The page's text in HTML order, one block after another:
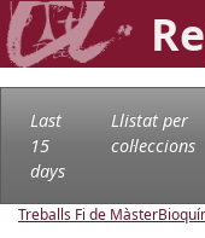
Last
15
days
Llistat per
col·leccions
Treballs Fi de Màster